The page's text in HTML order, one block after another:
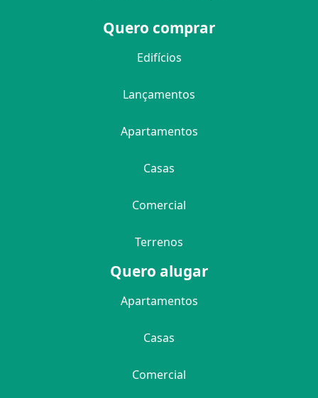
Quero comprar
Edifícios
Lançamentos
Apartamentos
Casas
Comercial
Terrenos
Quero alugar
Apartamentos
Casas
Comercial